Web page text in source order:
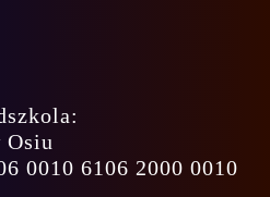
Osiu
0010 6106 2000 0010